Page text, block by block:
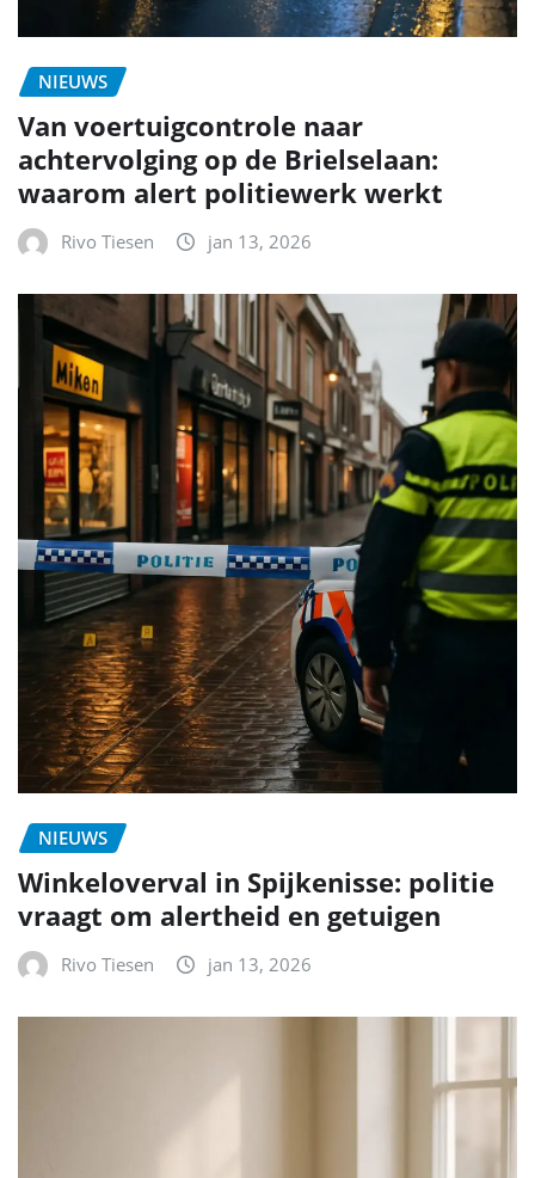
NIEUWS
Van voertuigcontrole naar
achtervolging op de Brielselaan:
waarom alert politiewerk werkt
Rivo Tiesen jan 13, 2026
NIEUWS
Winkeloverval in Spijkenisse: politie
vraagt om alertheid en getuigen
Rivo Tiesen jan 13, 2026